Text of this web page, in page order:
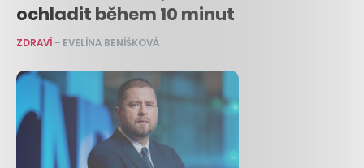
ochladit během 10 minut
ZDRAVÍ– EVELÍNA BENÍŠKOVÁ